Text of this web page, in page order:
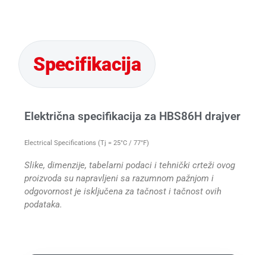
Električna specifikacija za HBS86H drajver
Electrical Specifications (Tj = 25°C / 77°F)
Slike, dimenzije, tabelarni podaci i tehnički crteži ovog
proizvoda su napravljeni sa razumnom pažnjom i
odgovornost je isključena za tačnost i tačnost ovih
podataka.